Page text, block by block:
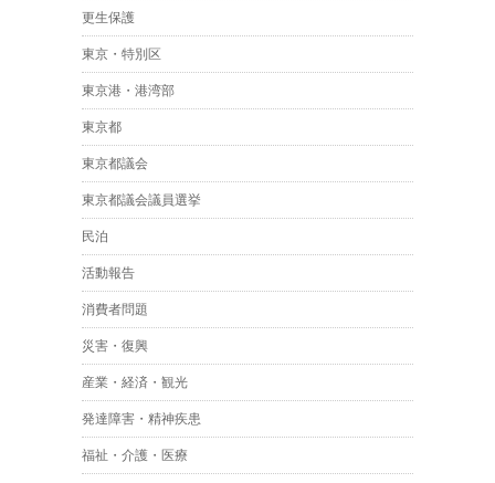
更生保護
東京・特別区
東京港・港湾部
東京都
東京都議会
東京都議会議員選挙
民泊
活動報告
消費者問題
災害・復興
産業・経済・観光
発達障害・精神疾患
福祉・介護・医療